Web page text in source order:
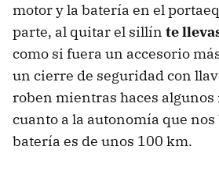
motor y la batería en el
parte, al quitar el sillín te
como si fuera un accesorio
un cierre de seguridad con
roben mientras haces algunos
cuanto a la autonomía que
batería es de unos 100 km.